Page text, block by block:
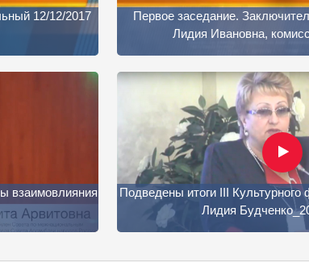
12/12/2017
Первое заседание.
Лидия Ивановна,
взаимовлияния
Подведены итоги III Культурного
Лидия